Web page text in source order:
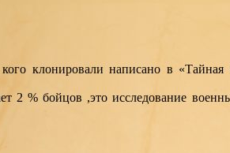
клонировали написано в
2 % бойцов ,это исследование